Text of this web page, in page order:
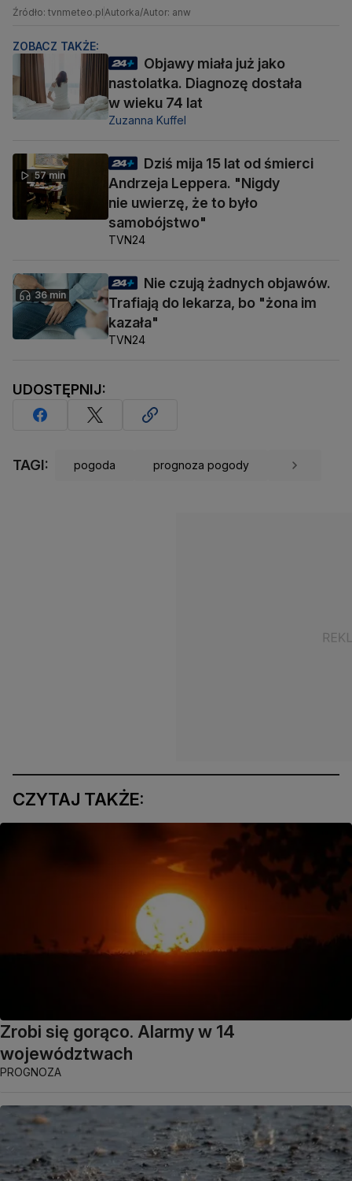
Źródło: tvnmeteo.pl Autorka/Autor: anw
ZOBACZ TAKŻE:
Objawy miała już jako
nastolatka. Diagnozę dostała
w wieku 74 lat
Zuzanna Kuffel
57 min
Dziś mija 15 lat od śmierci
Andrzeja Leppera. "Nigdy
nie uwierzę, że to było
samobójstwo"
TVN24
36 min
Nie czują żadnych objawów.
Trafiają do lekarza, bo "żona im
kazała"
TVN24
UDOSTĘPNIJ:
TAGI: pogoda prognoza pogody
CZYTAJ TAKŻE:
Zrobi się gorąco. Alarmy w 14
województwach
PROGNOZA